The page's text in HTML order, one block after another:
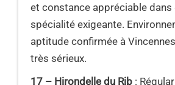
et constance appréciable
spécialité exigeante.
aptitude confirmée à
très sérieux.
17 – Hirondelle du Rib :